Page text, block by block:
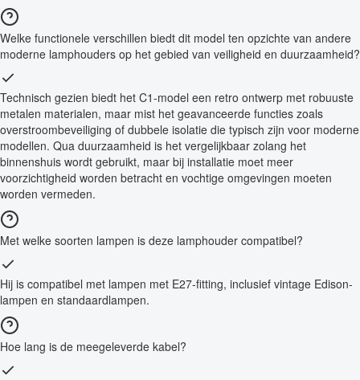
Welke functionele verschillen biedt dit model ten opzichte van andere
moderne lamphouders op het gebied van veiligheid en duurzaamheid?
Technisch gezien biedt het C1-model een retro ontwerp met robuuste
metalen materialen, maar mist het geavanceerde functies zoals
overstroombeveiliging of dubbele isolatie die typisch zijn voor moderne
modellen. Qua duurzaamheid is het vergelijkbaar zolang het
binnenshuis wordt gebruikt, maar bij installatie moet meer
voorzichtigheid worden betracht en vochtige omgevingen moeten
worden vermeden.
Met welke soorten lampen is deze lamphouder compatibel?
Hij is compatibel met lampen met E27-fitting, inclusief vintage Edison-
lampen en standaardlampen.
Hoe lang is de meegeleverde kabel?